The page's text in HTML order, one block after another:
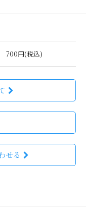
700円(税込)
せる